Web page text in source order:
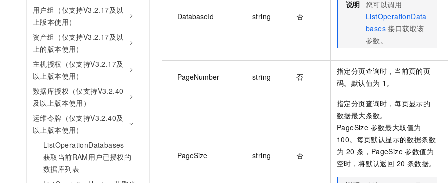
用户组（仅支持V3.2.17及以
上版本使用）
资产组（仅支持V3.2.17及以
上的版本使用）
主机授权（仅支持V3.2.17及
以上版本使用）
数据库授权（仅支持V3.2.40
及以上版本使用）
运维令牌（仅支持V3.2.40及
以上版本使用）
ListOperationDatabases -
获取当前RAM用户已授权的
数据库列表
DatabaseId string 否
说明 您可以调用
ListOperationData
bases 接口获取该
参数。
PageNumber string 否
指定分页查询时，当前页的页
码。默认值为 1。
PageSize string 否
指定分页查询时，每页显示的
数据最大条数。
PageSize 参数最大取值为
100。每页默认显示的数据条数
为 20 条，PageSize 参数值为
空时，将默认返回 20 条数据。